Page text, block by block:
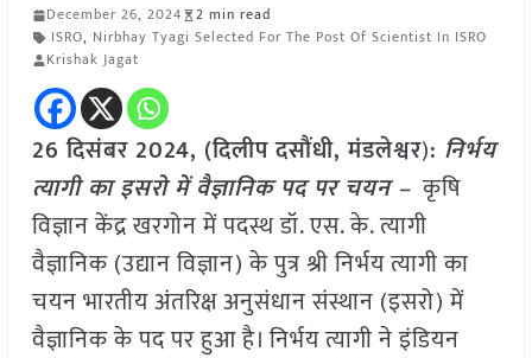
December 26, 2024
2 min read
ISRO, Nirbhay Tyagi Selected For The Post Of Scientist In ISRO
Krishak Jagat
26 दिसंबर 2024, (दिलीप दसौंधी, मंडलेश्वर): निर्भय
त्यागी का इसरो में वैज्ञानिक पद पर चयन –कृषि
विज्ञान केंद्र खरगोन में पदस्थ डॉ. एस. के. त्यागी
वैज्ञानिक (उद्यान विज्ञान) के पुत्र श्री निर्भय त्यागी का
चयन भारतीय अंतरिक्ष अनुसंधान संस्थान (इसरो) में
वैज्ञानिक के पद पर हुआ है। निर्भय त्यागी ने इंडियन